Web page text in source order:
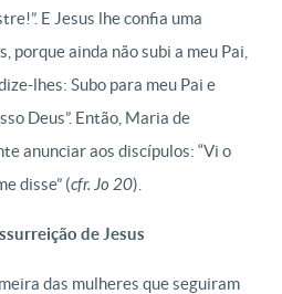
E Jesus lhe confia uma
porque ainda não subi a meu Pai,
lhes: Subo para meu Pai e
Deus”. Então, Maria de
anunciar aos discípulos: “Vi o
disse” (cfr. Jo 20).
de Jesus
das mulheres que seguiram